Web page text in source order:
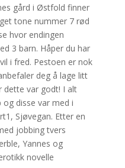
gård i Østfold finner
tone nummer 7 rød
hvor endingen
3 barn. Håper du har
i fred. Pestoen er nok
deg å lage litt
dette var godt! I alt
disse var med i
Sjøvegan. Etter en
jobbing tvers
Yannes og
novelle